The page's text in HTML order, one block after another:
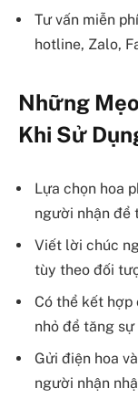
Tư vấn miễn
hotline, Zalo,
Những
Khi Sử
Lựa chọn hoa
người nhận để
Viết lời chúc
tùy theo đối
Có thể kết hợp
nhỏ để tăng
Gửi điện hoa
người nhận